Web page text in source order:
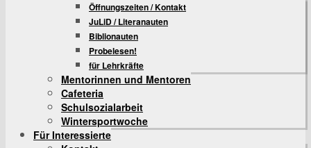
Öffnungszeiten / Kontakt
JuLiD / Literanauten
Biblionauten
Probelesen!
für Lehrkräfte
Mentorinnen und Mentoren
Cafeteria
Schulsozialarbeit
Wintersportwoche
Für Interessierte